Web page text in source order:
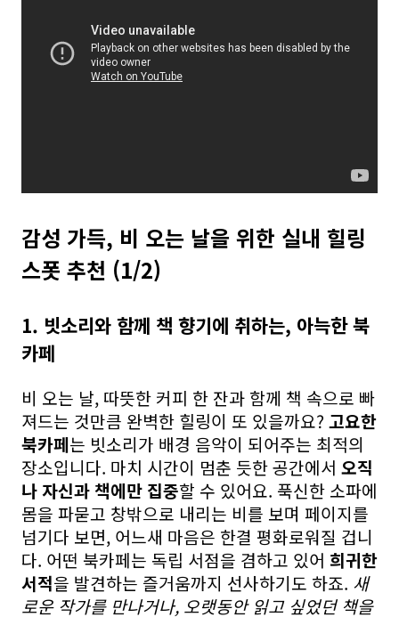
감성 가득, 비 오는 날을 위한 실내 힐링
스폿 추천 (1/2)
1. 빗소리와 함께 책 향기에 취하는, 아늑한 북
카페
비 오는 날, 따뜻한 커피 한 잔과 함께 책 속으로 빠
져드는 것만큼 완벽한 힐링이 또 있을까요? 고요한
북카페는 빗소리가 배경 음악이 되어주는 최적의
장소입니다. 마치 시간이 멈춘 듯한 공간에서 오직
나 자신과 책에만 집중할 수 있어요. 푹신한 소파에
몸을 파묻고 창밖으로 내리는 비를 보며 페이지를
넘기다 보면, 어느새 마음은 한결 평화로워질 겁니
다. 어떤 북카페는 독립 서점을 겸하고 있어 희귀한
서적을 발견하는 즐거움까지 선사하기도 하죠. 새
로운 작가를 만나거나, 오랫동안 읽고 싶었던 책을